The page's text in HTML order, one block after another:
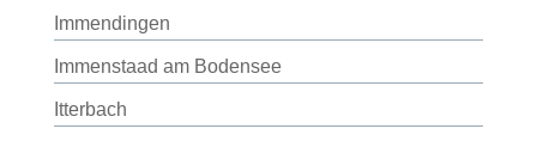
Immendingen
Immenstaad am Bodensee
Itterbach